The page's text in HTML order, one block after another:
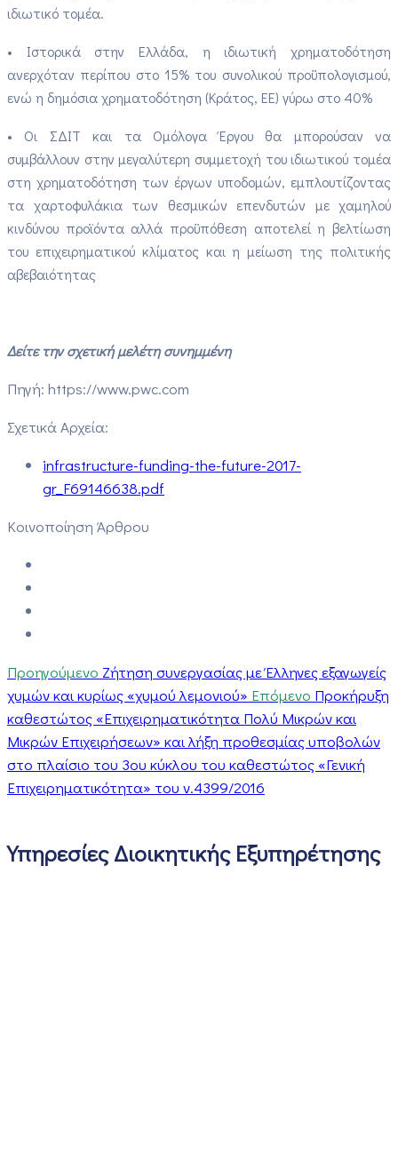
ιδιωτικό τομέα.
• Ιστορικά στην Ελλάδα, η ιδιωτική χρηματοδότηση
ανερχόταν περίπου στο 15% του συνολικού προϋπολογισμού,
ενώ η δημόσια χρηματοδότηση (Κράτος, ΕΕ) γύρω στο 40%
• Οι ΣΔΙΤ και τα Ομόλογα Έργου θα μπορούσαν να
συμβάλλουν στην μεγαλύτερη συμμετοχή του ιδιωτικού τομέα
στη χρηματοδότηση των έργων υποδομών, εμπλουτίζοντας
τα χαρτοφυλάκια των θεσμικών επενδυτών με χαμηλού
κινδύνου προϊόντα αλλά προϋπόθεση αποτελεί η βελτίωση
του επιχειρηματικού κλίματος και η μείωση της πολιτικής
αβεβαιότητας
Δείτε την σχετική μελέτη συνημμένη
Πηγή: https://www.pwc.com
Σχετικά Αρχεία:
infrastructure-funding-the-future-2017-
gr_F69146638.pdf
Κοινοποίηση Άρθρου
Προηγούμενο Ζήτηση συνεργασίας με Έλληνες εξαγωγείς
χυμών και κυρίως «χυμού λεμονιού» Επόμενο Προκήρυξη
καθεστώτος «Επιχειρηματικότητα Πολύ Μικρών και
Μικρών Επιχειρήσεων» και λήξη προθεσμίας υποβολών
στο πλαίσιο του 3ου κύκλου του καθεστώτος «Γενική
Επιχειρηματικότητα» του ν.4399/2016
Υπηρεσίες Διοικητικής Εξυπηρέτησης